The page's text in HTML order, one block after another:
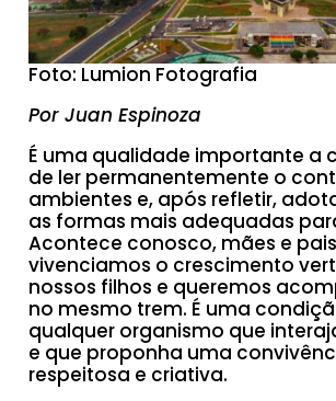
Foto: Lumion Fotografia
Por Juan Espinoza
É uma qualidade importante a
de ler permanentemente o
ambientes e, após refletir,
as formas mais adequadas
Acontece conosco, mães e
vivenciamos o crescimento
nossos filhos e queremos
no mesmo trem. É uma
qualquer organismo que
e que proponha uma
respeitosa e criativa.